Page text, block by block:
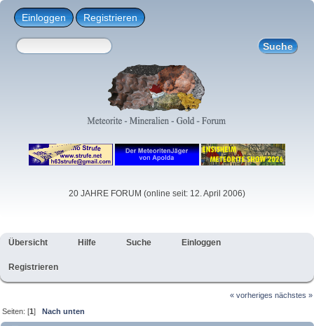
Einloggen Registrieren
20 JAHRE FORUM (online seit: 12. April 2006)
Übersicht Hilfe Suche Einloggen
Registrieren
« vorheriges nächstes »
Seiten: [1]Nach unten